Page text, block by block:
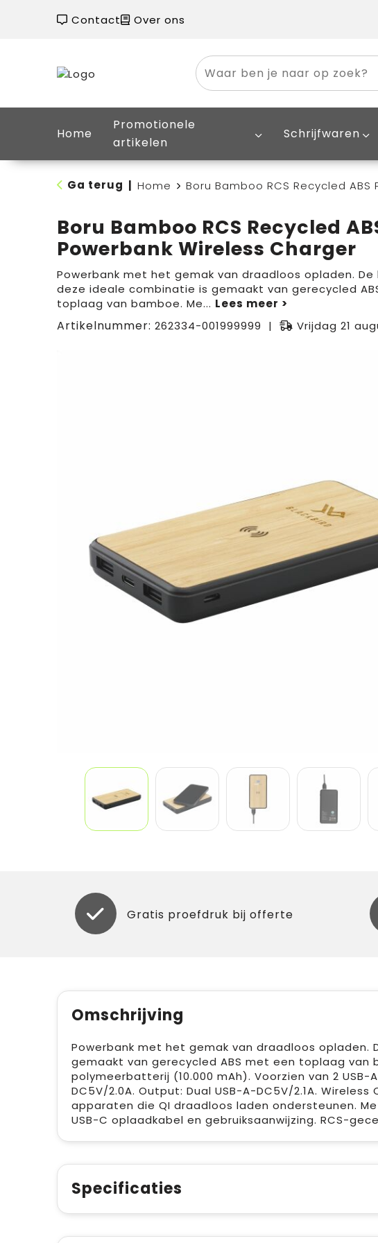
Contact Over ons
Home
Promotionele
artikelen
Schrijfwaren
Ga terug Home Boru Bamboo RCS Recycled
Boru Bamboo RCS Recycled
Powerbank Wireless Charger
Powerbank met het gemak van draadloos opladen. De
deze ideale combinatie is gemaakt van gerecycled
toplaag van bamboe. Me...
Artikelnummer: 262334-001999999 Vrijdag 21
Gratis proefdruk bij offerte
Omschrijving
Powerbank met het gemak van draadloos opladen.
gemaakt van gerecycled ABS met een toplaag van
polymeerbatterij (10.000 mAh). Voorzien van 2
DC5V/2.0A. Output: Dual USB-A-DC5V/2.1A.
apparaten die QI draadloos laden ondersteunen.
USB-C oplaadkabel en gebruiksaanwijzing. RCS-
Specificaties